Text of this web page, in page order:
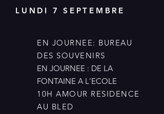
LUNDI 7 SEPTEMBRE
EN JOURNEE: BUREAU
DES SOUVENIRS
EN JOURNEE : DE LA
FONTAINE A L'ECOLE
10H AMOUR RESIDENCE
AU BLED